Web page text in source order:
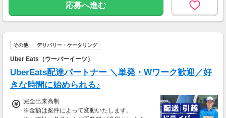
応募へ進む
その他 デリバリー・ケータリング
Uber Eats（ウーバーイーツ）
UberEats配達パートナー ＼単発・Wワーク歓迎／好
きな時間に始められる♪
完全出来高制
※金額は案件によって変動いたします。